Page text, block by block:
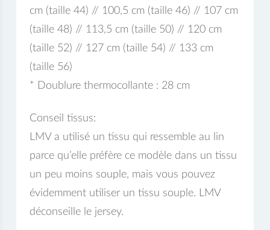
cm (taille 44) // 100,5 cm (taille 46) // 107 cm
(taille 48) // 113,5 cm (taille 50) // 120 cm
(taille 52) // 127 cm (taille 54) // 133 cm
(taille 56)
* Doublure thermocollante : 28 cm
Conseil tissus:
LMV a utilisé un tissu qui ressemble au lin
parce qu’elle préfère ce modèle dans un tissu
un peu moins souple, mais vous pouvez
évidemment utiliser un tissu souple. LMV
déconseille le jersey.